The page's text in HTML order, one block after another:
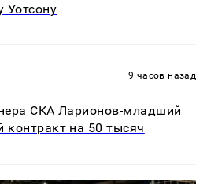
Уотсону
9 часов назад
СКА Ларионов-младший
контракт на 50 тысяч